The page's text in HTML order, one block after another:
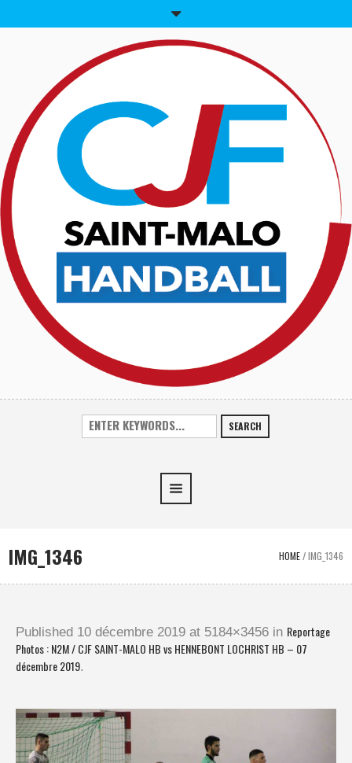
SEARCH
IMG_1346 HOME/IMG_1346
Published 10 décembre 2019 at 5184×3456 in Reportage
Photos : N2M / CJF SAINT-MALO HB vs HENNEBONT LOCHRIST HB – 07
décembre 2019.